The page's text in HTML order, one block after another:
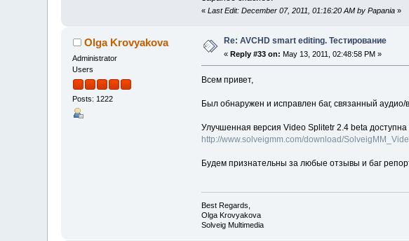
« Last Edit: December 07, 2011, 01:16:20 AM by Papania»
Olga Krovyakova
Administrator
Users
Posts: 1222
Re: AVCHD smart editing. Тестирование
«Reply #33 on: May 13, 2011, 02:48:58 PM »
Всем привет,
Был обнаружен и исправлен баг, связанный
Улучшенная версия Video Splitetr 2.4 beta
http://www.solveigmm.com/download/
Будем признательны за любые отзывы и баг
Best Regards,
Olga Krovyakova
Solveig Multimedia